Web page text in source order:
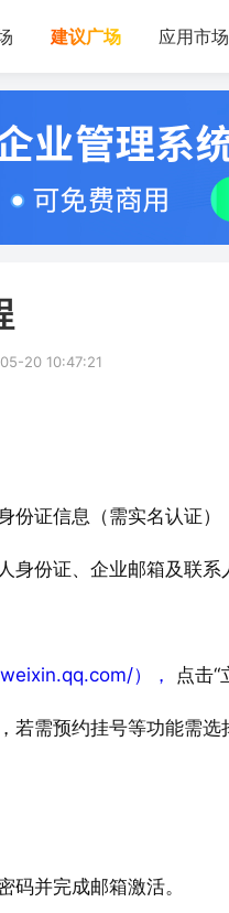
建议广场 应用市场
20 10:47:21
），
码并完成邮箱激活。